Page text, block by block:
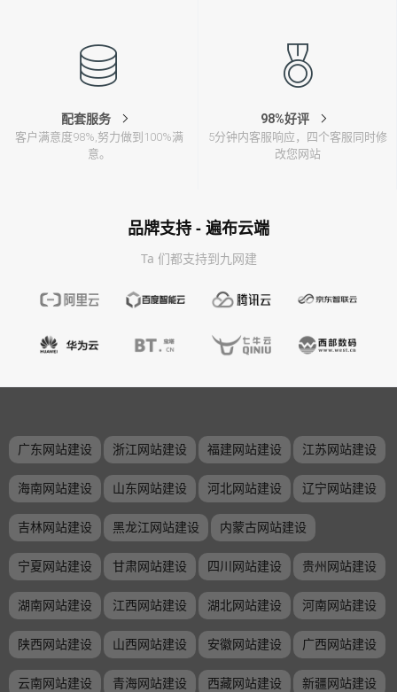
配套服务
客户满意度98%,努力做到100%满
意。
98%好评
5分钟内客服响应，四个客服同时修
改您网站
品牌支持 - 遍布云端
Ta 们都支持到九网建
广东网站建设 浙江网站建设 福建网站建设 江苏网站建设
海南网站建设 山东网站建设 河北网站建设 辽宁网站建设
吉林网站建设 黑龙江网站建设 内蒙古网站建设
宁夏网站建设 甘肃网站建设 四川网站建设 贵州网站建设
湖南网站建设 江西网站建设 湖北网站建设 河南网站建设
陕西网站建设 山西网站建设 安徽网站建设 广西网站建设
云南网站建设 青海网站建设 西藏网站建设 新疆网站建设